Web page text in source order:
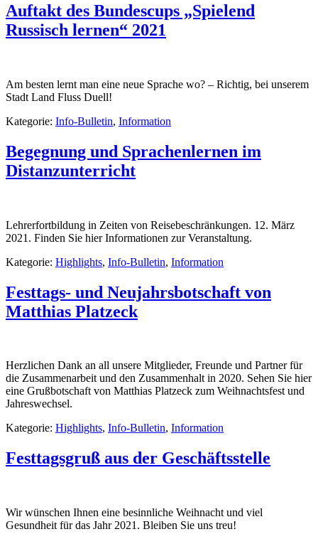
Auftakt des Bundescups „Spielend
Russisch lernen“ 2021
Am besten lernt man eine neue Sprache wo? – Richtig, bei unserem
Stadt Land Fluss Duell!
Kategorie: Info-Bulletin, Information
Begegnung und Sprachenlernen im
Distanzunterricht
Lehrerfortbildung in Zeiten von Reisebeschränkungen. 12. März
2021. Finden Sie hier Informationen zur Veranstaltung.
Kategorie: Highlights, Info-Bulletin, Information
Festtags- und Neujahrsbotschaft von
Matthias Platzeck
Herzlichen Dank an all unsere Mitglieder, Freunde und Partner für
die Zusammenarbeit und den Zusammenhalt in 2020. Sehen Sie hier
eine Grußbotschaft von Matthias Platzeck zum Weihnachtsfest und
Jahreswechsel.
Kategorie: Highlights, Info-Bulletin, Information
Festtagsgruß aus der Geschäftsstelle
Wir wünschen Ihnen eine besinnliche Weihnacht und viel
Gesundheit für das Jahr 2021. Bleiben Sie uns treu!